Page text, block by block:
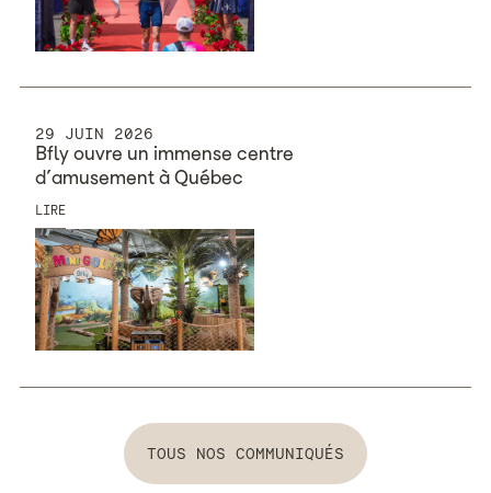
29 JUIN 2026
Bfly ouvre un immense centre
d’amusement à Québec
LIRE
Tous nos communiqués
TOUS NOS COMMUNIQUÉS